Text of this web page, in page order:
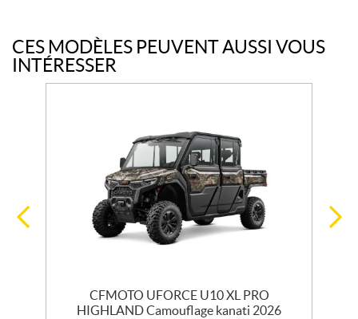
CES MODÈLES PEUVENT AUSSI VOUS
INTÉRESSER
CFMOTO UFORCE U10 XL PRO
HIGHLAND Camouflage kanati 2026